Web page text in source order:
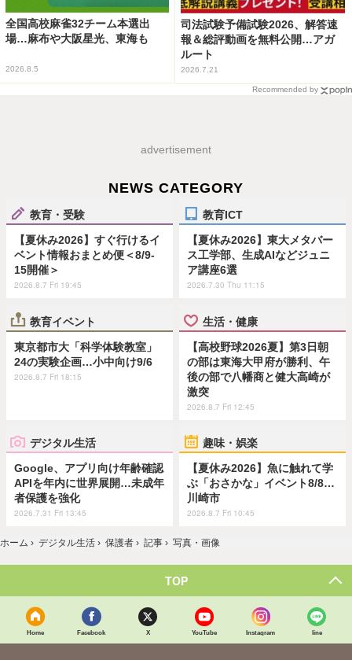
全国高校麻雀32チーム本選出
場…麻布や大阪星光、東海も
2026.8.5
司法試験予備試験2026、解答速
報＆総評動画を無料公開…アガ
ルート
2026.7.21
Recommended by
advertisement
NEWS CATEGORY
教育・受験
【夏休み2026】すぐ行けるイ
ベント情報おまとめ便＜8/9-
15開催＞
2026.8.7 Fri 19:45
教育ICT
【夏休み2026】東大メタバー
ス工学部、生成AIなどジュニ
ア講座6選
2026.7.30 Thu 11:15
教育イベント
東京都市大「科学体験教室」
24の実験企画…小中向け9/6
2026.8.7 Fri 18:15
生活・健康
【高校野球2026夏】第3日朝
の部は東海大甲府が勝利、午
後の部で八幡商と健大高崎が
激突
2026.8.7 Fri 12:45
デジタル生活
Google、アプリ向け年齢確認
APIを年内に世界展開…未成年
者保護を強化
2026.7.31 Fri 13:45
趣味・娯楽
【夏休み2026】魚に触れて学
ぶ「おさかな」イベント8/8…
川崎市
2026.8.7 Fri 10:45
ホーム › デジタル生活 › 保護者 › 記事 › 写真・画像
TOP
Home Facebook X YouTube Instagram line